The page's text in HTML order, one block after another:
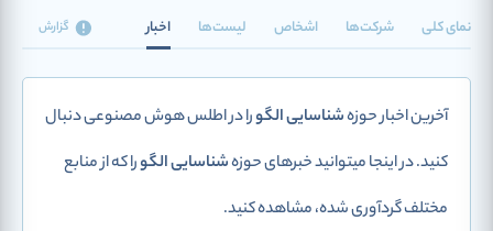
نمای کلی شرکت‌ها اشخاص لیست‌ها اخبار گزارش
آخرین اخبار حوزهشناسایی الگورا در اطلس هوش مصنوعی دنبال
کنید. در اینجا میتوانید خبرهای حوزهشناسایی الگورا که از منابع
مختلف گردآوری شده، مشاهده کنید.